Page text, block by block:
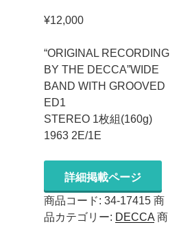
¥12,000
“ORIGINAL RECORDING
BY THE DECCA”WIDE
BAND WITH GROOVED
ED1
STEREO 1枚組(160g)
1963 2E/1E
詳細掲載ページ
商品コード: 34-17415 商
品カテゴリー: DECCA 商